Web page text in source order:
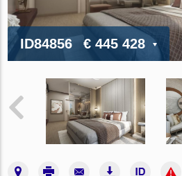
ID84856 € 445 428